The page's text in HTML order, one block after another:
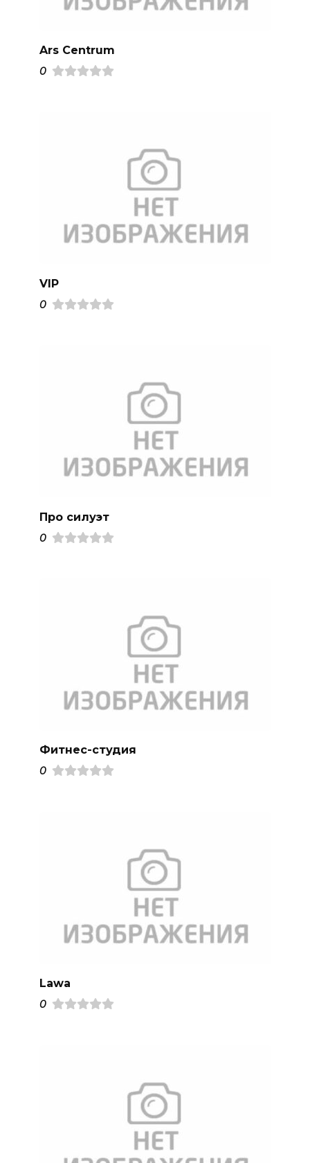
Ars Centrum
0
VIP
0
Про силуэт
0
Фитнес-студия
0
Lawa
0